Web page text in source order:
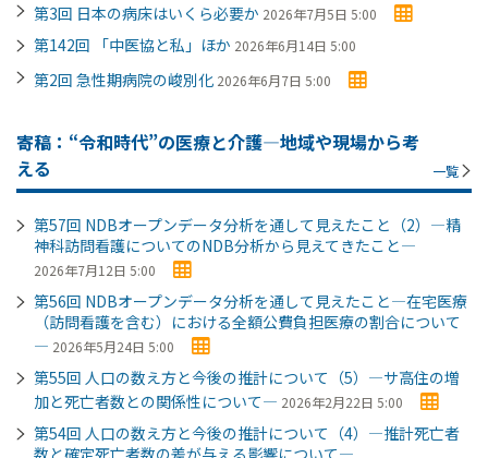
第3回 日本の病床はいくら必要か 2026年7月5日 5:00
第142回 「中医協と私」ほか 2026年6月14日 5:00
第2回 急性期病院の峻別化 2026年6月7日 5:00
寄稿：“令和時代”の医療と介護―地域や現場から考
える
一覧
第57回 NDBオープンデータ分析を通して見えたこと（2）―精
神科訪問看護についてのNDB分析から見えてきたこと―
2026年7月12日 5:00
第56回 NDBオープンデータ分析を通して見えたこと―在宅医療
（訪問看護を含む）における全額公費負担医療の割合について
― 2026年5月24日 5:00
第55回 人口の数え方と今後の推計について（5）―サ高住の増
加と死亡者数との関係性について― 2026年2月22日 5:00
第54回 人口の数え方と今後の推計について（4）―推計死亡者
数と確定死亡者数の差が与える影響について―